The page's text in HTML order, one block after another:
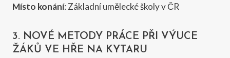
Místo konání: Základní umělecké školy v ČR
3. NOVÉ METODY PRÁCE PŘI VÝUCE
ŽÁKŮ VE HŘE NA KYTARU